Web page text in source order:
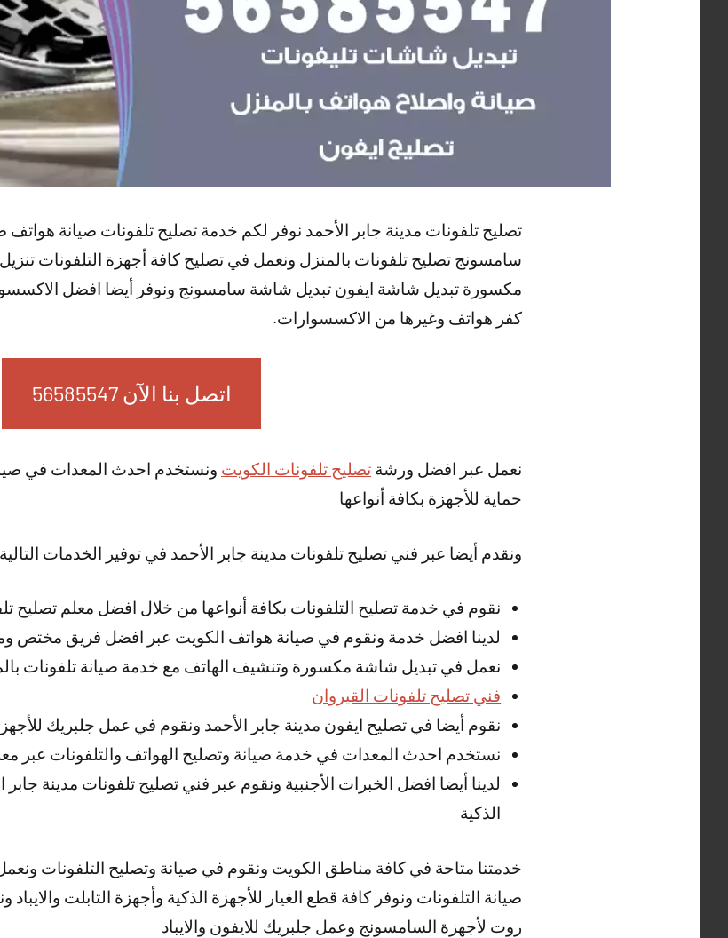
تصليح تلفونات مدينة جابر الأحمد نوفر لكم خدمة تصليح تلفونات صيانة هواتف
سامسونج تصليح تلفونات بالمنزل ونعمل في تصليح كافة أجهزة التلفونات
مكسورة تبديل شاشة ايفون تبديل شاشة سامسونج ونوفر أيضا افضل
كفر هواتف وغيرها من الاكسسوارات.
اتصل بنا الآن 56585547
نعمل عبر افضل ورشة تصليح تلفونات الكويت ونستخدم احدث المعدات في
حماية للأجهزة بكافة أنواعها
ونقدم أيضا عبر فني تصليح تلفونات مدينة جابر الأحمد في توفير الخدمات
نقوم في خدمة تصليح التلفونات بكافة أنواعها من خلال افضل معلم تصليح
لدينا افضل خدمة ونقوم في صيانة هواتف الكويت عبر افضل فريق مختص
نعمل في تبديل شاشة مكسورة وتنشيف الهاتف مع خدمة صيانة تلفونات
فني تصليح تلفونات القيروان
نقوم أيضا في تصليح ايفون مدينة جابر الأحمد ونقوم في عمل جلبريك للأجهزة الايفون 13 ايفون 8
نستخدم احدث المعدات في خدمة صيانة وتصليح الهواتف والتلفونات عبر
لدينا أيضا افضل الخبرات الأجنبية ونقوم عبر فني تصليح تلفونات مدينة
الذكية
خدمتنا متاحة في كافة مناطق الكويت ونقوم في صيانة وتصليح التلفونات
صيانة التلفونات ونوفر كافة قطع الغيار للأجهزة الذكية وأجهزة التابلت
روت لأجهزة السامسونج وعمل جلبريك للايفون والايباد